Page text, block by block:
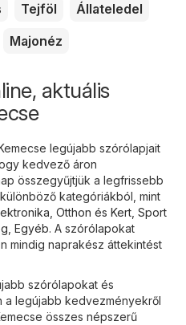
Tejföl
Állateledel
Majonéz
aktuális
legújabb szórólapjait
kedvező áron
összegyűjtjük a legfrissebb
kategóriákból, mint
Otthon és Kert Sport
Egyéb. A szórólapokat
mindig naprakész áttekintést
szórólapokat és
a legújabb kedvezményekről
összes népszerű